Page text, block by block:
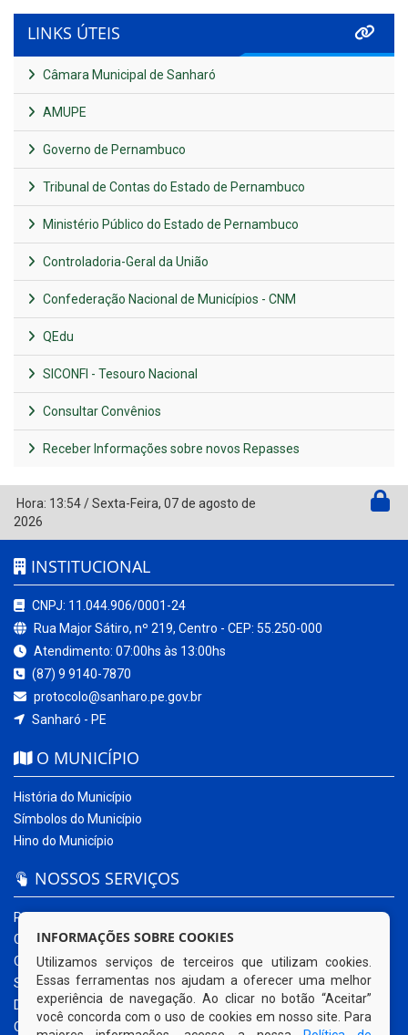
LINKS ÚTEIS
Câmara Municipal de Sanharó
AMUPE
Governo de Pernambuco
Tribunal de Contas do Estado de Pernambuco
Ministério Público do Estado de Pernambuco
Controladoria-Geral da União
Confederação Nacional de Municípios - CNM
QEdu
SICONFI - Tesouro Nacional
Consultar Convênios
Receber Informações sobre novos Repasses
Hora: 13:54/Sexta-Feira, 07 de agosto de
2026
INSTITUCIONAL
CNPJ: 11.044.906/0001-24
Rua Major Sátiro, nº 219, Centro - CEP: 55.250-000
Atendimento: 07:00hs às 13:00hs
(87) 9 9140-7870
protocolo@sanharo.pe.gov.br
Sanharó - PE
O MUNICÍPIO
História do Município
Símbolos do Município
Hino do Município
NOSSOS SERVIÇOS
Portal da Transparência
Carta de Serviços ao Usuário
Ouvidoria Municipal
Sistema Eletrônico – e-SIC
Diário Oficial
Quadro de Avisos
INFORMAÇÕES SOBRE COOKIES
Utilizamos serviços de terceiros que utilizam cookies.
Essas ferramentas nos ajudam a oferecer uma melhor
experiência de navegação. Ao clicar no botão “Aceitar”
você concorda com o uso de cookies em nosso site. Para